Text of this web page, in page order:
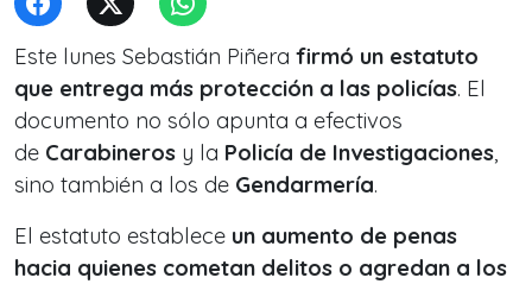
Este lunes Sebastián Piñera firmó un estatuto
que entrega más protección a las policías. El
documento no sólo apunta a efectivos
de Carabineros y la Policía de Investigaciones,
sino también a los de Gendarmería.
El estatuto establece un aumento de penas
hacia quienes cometan delitos o agredan a los